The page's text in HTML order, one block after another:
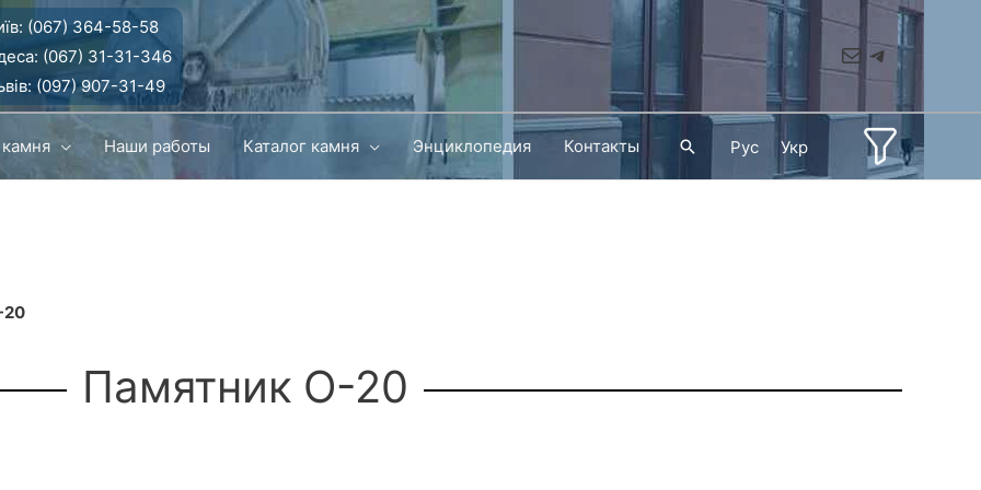
(067) 364-58-58
(067) 31-31-346
(097) 907-31-49
MailTelegram
Наши работы Каталог камня Энциклопедия Контакты ПоискРус Укр
20
Памятник О-20